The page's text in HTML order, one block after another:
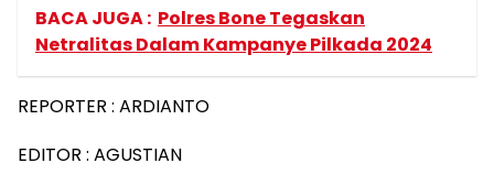
BACA JUGA : Polres Bone Tegaskan
Netralitas Dalam Kampanye Pilkada 2024
REPORTER : ARDIANTO
EDITOR : AGUSTIAN